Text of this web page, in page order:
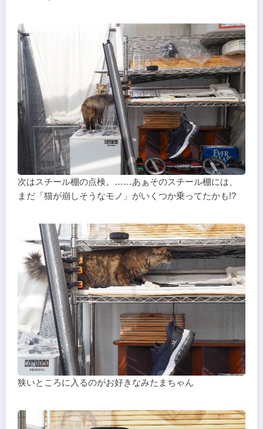
次はスチール棚の点検。……あぁそのスチール棚には、
まだ「猫が崩しそうなモノ」がいくつか乗ってたかも!?
狭いところに入るのがお好きなみたまちゃん